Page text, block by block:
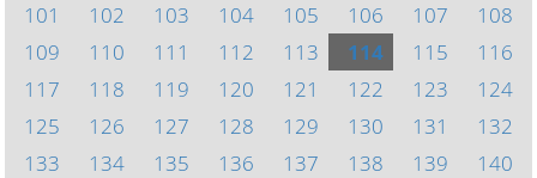
101
102 103 104 105 106 107
108
109
110 111 112 113 114 115
116
117
118 119 120 121 122 123
124
125
126 127 128 129 130 131
132
133
134 135 136 137 138 139
140